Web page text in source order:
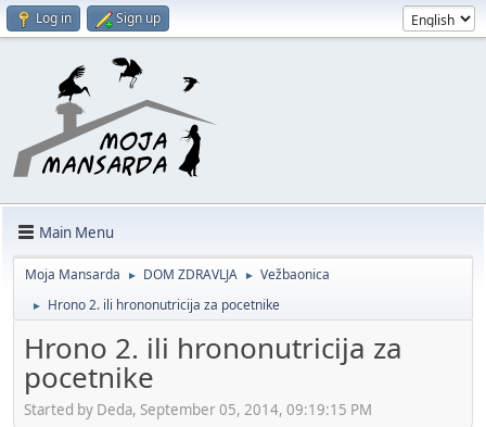
Log in Sign up
Main Menu
Moja Mansarda ► DOM ZDRAVLJA ► Vežbaonica
► Hrono 2. ili hrononutricija za pocetnike
Hrono 2. ili hrononutricija za
pocetnike
Started by Deda, September 05, 2014, 09:19:15 PM